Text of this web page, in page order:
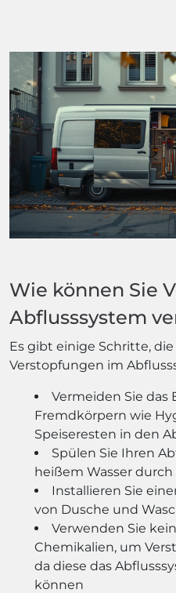
Wie können Sie
Abflusssystem
Es gibt einige Schritte,
Verstopfungen im
Vermeiden Sie das
Fremdkörpern wie
Speiseresten in den
Spülen Sie Ihren
heißem Wasser durch
Installieren Sie
von Dusche und
Verwenden Sie
Chemikalien, um
da diese das
können